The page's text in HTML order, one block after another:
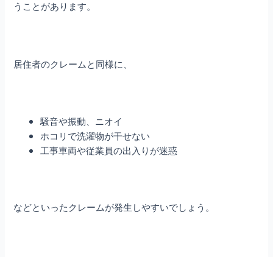
うことがあります。
居住者のクレームと同様に、
騒音や振動、ニオイ
ホコリで洗濯物が干せない
工事車両や従業員の出入りが迷惑
などといったクレームが発生しやすいでしょう。